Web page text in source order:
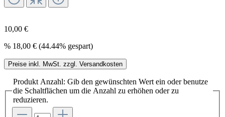
10,00 €
% 18,00 € (44.44% gespart)
Preise inkl. MwSt. zzgl. Versandkosten
Produkt Anzahl: Gib den gewünschten Wert ein oder benutze
die Schaltflächen um die Anzahl zu erhöhen oder zu
reduzieren.